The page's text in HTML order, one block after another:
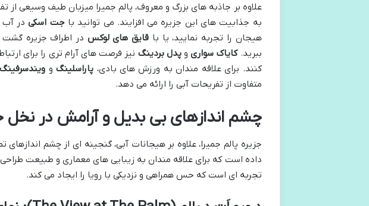
علاوه بر جاذبه های بزرگ و معروف، پالم جمیرا میزبان طیف وسیعی
به جذابیت های این جزیره می افزایند. می توانید باجت اسکیدر آب
هیجان را تجربه نمایید، یا با قایق های لوکس در اطراف جزیره گشت
ببرید.کایاک سواریوپدل بردینگ نیز فرصت های آرام تری را برای
کنند. برای علاقه مندان به ورزش های بادی، پاراسلینگو ویندسرفینگ
متفاوت از تفریحات آبی را ارائه می دهد.
چشم اندازهای بی بدیل و آرامش در نخل
جزیره پالم جمیرا، علاوه بر هیجانات آبی، گنجینه ای از چشم
داده است که برای علاقه مندان به زیبایی های معماری و طبیعت
تجربه ای است که حس همراهی و نزدیکی با رویا را ایجاد می کند.